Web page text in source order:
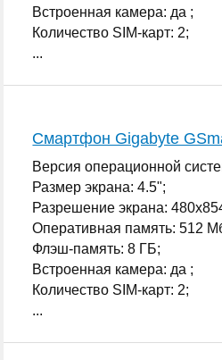
Встроенная камера: да ;
Количество SIM-карт: 2;
...
Смартфон Gigabyte
Версия операционной
Размер экрана: 4.5";
Разрешение экрана:
Оперативная память: 512
Флэш-память: 8 ГБ;
Встроенная камера: да ;
Количество SIM-карт: 2;
...